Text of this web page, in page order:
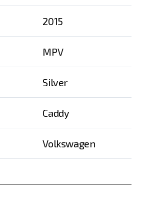
2015
MPV
Silver
Caddy
Volkswagen